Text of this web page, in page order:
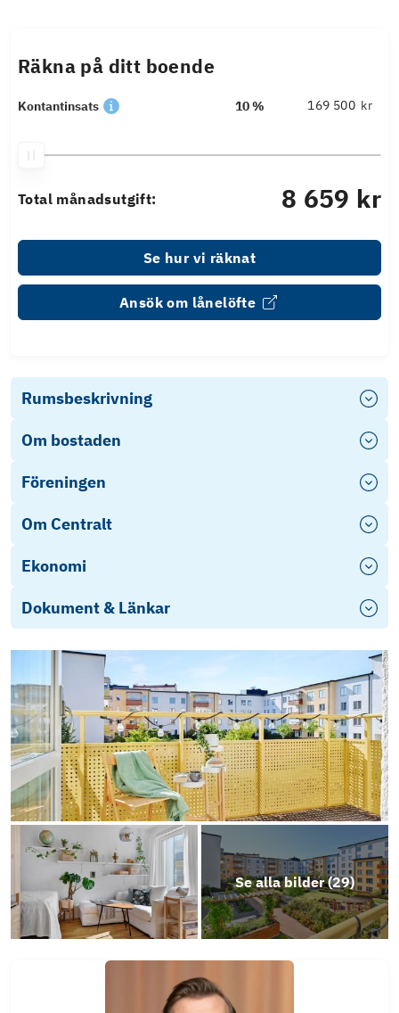
Räkna på ditt boende
Kontantinsats 10 % kr
Total månadsutgift: 8 659 kr
Se hur vi räknat
Ansök om lånelöfte
Rumsbeskrivning
Om bostaden
Föreningen
Om Centralt
Ekonomi
Dokument & Länkar
Energideklaration
Årsredovisning 2025
Objektsbeskrivning
Se alla bilder (29)